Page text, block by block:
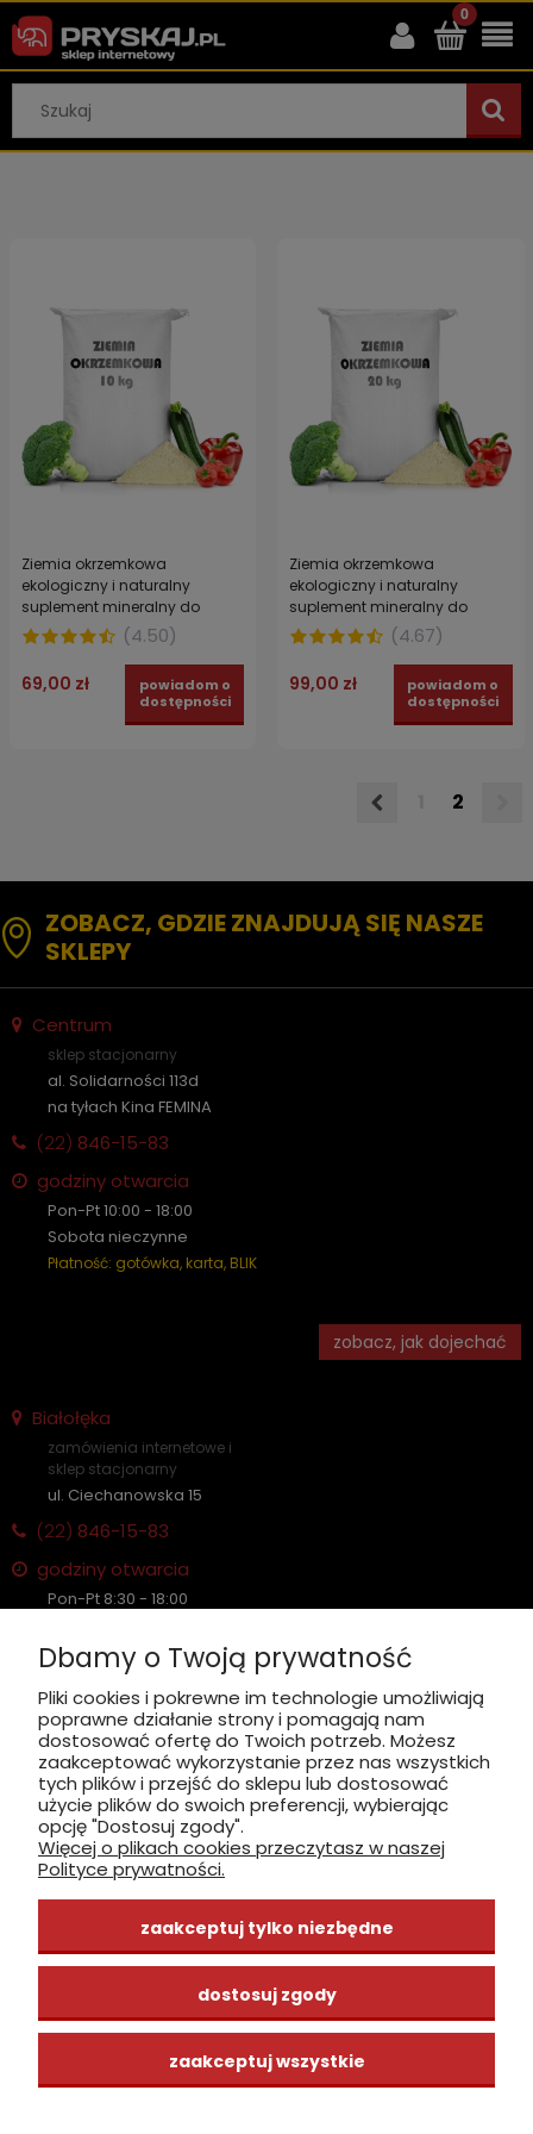
Ziemia okrzemkowa
ekologiczny i naturalny
suplement mineralny do
ogrodu 10 kg
(4.50)
69,00 zł
powiadom o
dostępności
Ziemia okrzemkowa
ekologiczny i naturalny
suplement mineralny do
ogrodu 20 kg
(4.67)
99,00 zł
powiadom o
dostępności
2
ZOBACZ, GDZIE ZNAJDUJĄ SIĘ NASZE
SKLEPY
Centrum
sklep stacjonarny
al. Solidarności 113d
na tyłach Kina FEMINA
(22) 846-15-83
godziny otwarcia
Pon-Pt 10:00 - 18:00
Sobota nieczynne
Płatność: gotówka, karta, BLIK
zobacz, jak dojechać
Białołęka
zamówienia internetowe i
sklep stacjonarny
ul. Ciechanowska 15
(22) 846-15-83
godziny otwarcia
Pon-Pt 8:30 - 18:00
Płatność: gotówka, karta, BLIK
zobacz, jak dojechać
INFORMACJE
ZAKUPY
CENTRUM WIEDZY
Dbamy o Twoją prywatność
Pliki cookies i pokrewne im technologie umożliwiają
poprawne działanie strony i pomagają nam
dostosować ofertę do Twoich potrzeb. Możesz
zaakceptować wykorzystanie przez nas wszystkich
tych plików i przejść do sklepu lub dostosować
użycie plików do swoich preferencji, wybierając
opcję "Dostosuj zgody".
Więcej o plikach cookies przeczytasz w naszej
Polityce prywatności.
zaakceptuj tylko niezbędne
dostosuj zgody
zaakceptuj wszystkie